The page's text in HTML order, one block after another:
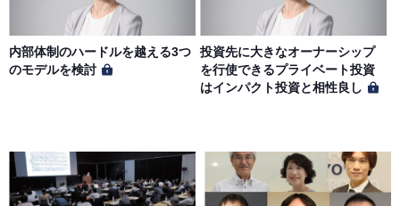
内部体制のハードルを越える3つ
のモデルを検討
投資先に大きなオーナーシップ
を行使できるプライベート投資
はインパクト投資と相性良し